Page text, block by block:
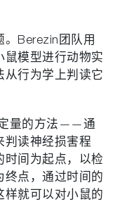
。Berezin团队用
鼠模型进行动物实
从行为学上判读它
定量的方法——通
判读神经损害程
时间为起点，以检
终点，通过时间的
样就可以对小鼠的